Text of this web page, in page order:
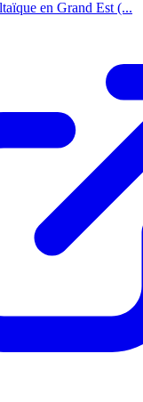
en Grand Est (...